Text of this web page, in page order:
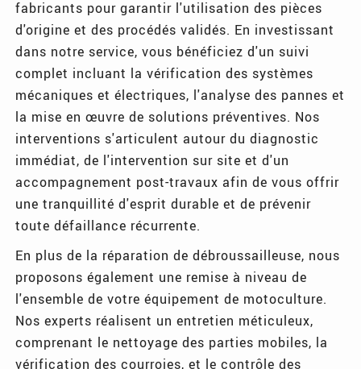
fabricants pour garantir l'utilisation des pièces
d'origine et des procédés validés. En investissant
dans notre service, vous bénéficiez d'un suivi
complet incluant la vérification des systèmes
mécaniques et électriques, l'analyse des pannes et
la mise en œuvre de solutions préventives. Nos
interventions s'articulent autour du diagnostic
immédiat, de l'intervention sur site et d'un
accompagnement post-travaux afin de vous offrir
une tranquillité d'esprit durable et de prévenir
toute défaillance récurrente.
En plus de la réparation de débroussailleuse, nous
proposons également une remise à niveau de
l'ensemble de votre équipement de motoculture.
Nos experts réalisent un entretien méticuleux,
comprenant le nettoyage des parties mobiles, la
vérification des courroies, et le contrôle des